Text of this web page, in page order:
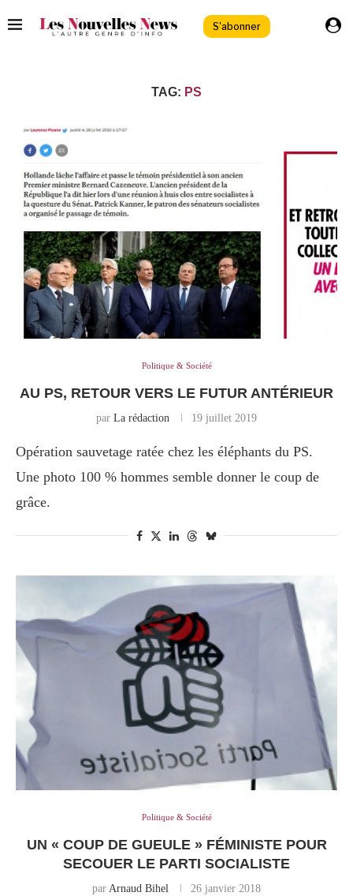
S'abonner
TAG: PS
Politique & Société
AU PS, RETOUR VERS LE FUTUR ANTÉRIEUR
par La rédaction 19 juillet 2019
Opération sauvetage ratée chez les éléphants du PS.
Une photo 100 % hommes semble donner le coup de
grâce.
Politique & Société
UN « COUP DE GUEULE » FÉMINISTE POUR
SECOUER LE PARTI SOCIALISTE
par Arnaud Bihel 26 janvier 2018